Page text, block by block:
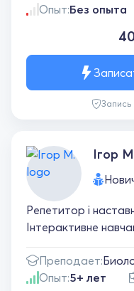
Опыт:Без опыта
Ігор
Репетитор і
Інтерактивне
Преподает:
Опыт:5+ лет